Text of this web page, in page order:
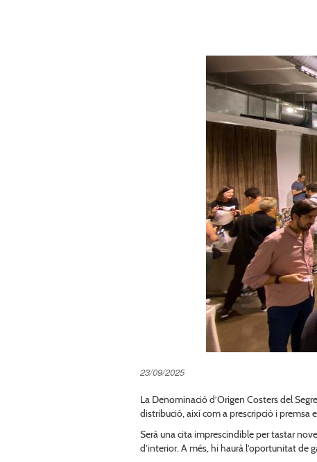
23/09/2025
La Denominació d’Origen Costers del
distribució, així com a prescripció i premsa
Serà una cita imprescindible per tastar
d’interior. A més, hi haurà l’oportunitat de